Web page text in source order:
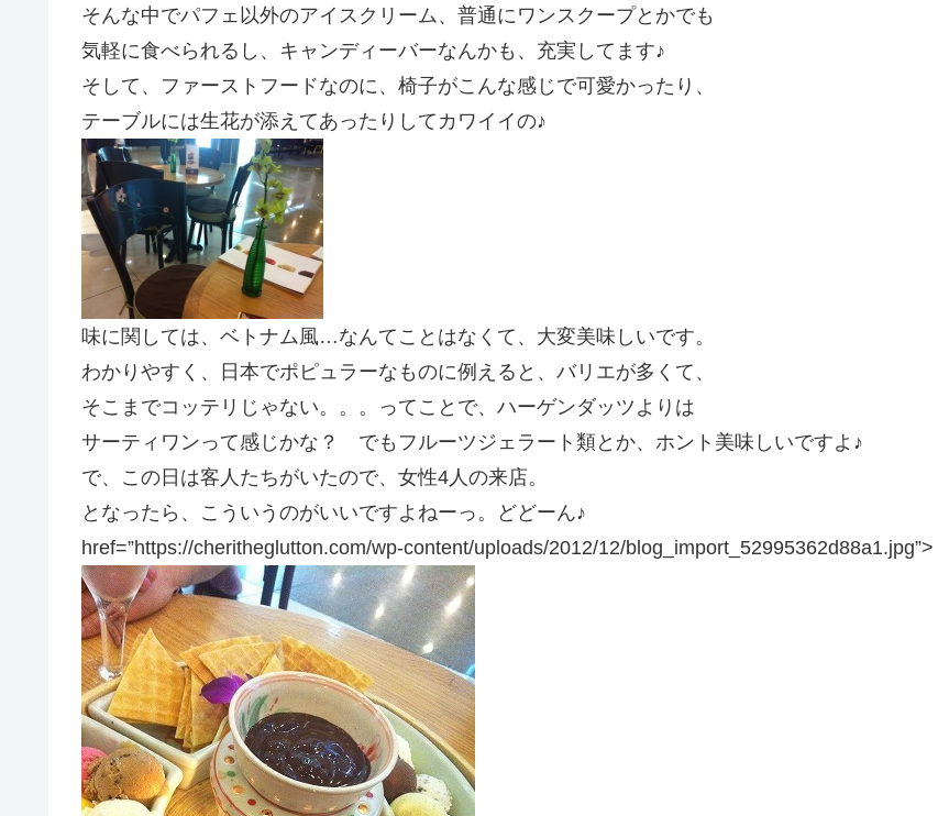
そんな中でパフェ以外のアイスクリーム、普通にワンスクープとかでも
気軽に食べられるし、キャンディーバーなんかも、充実してます♪
そして、ファーストフードなのに、椅子がこんな感じで可愛かったり、
テーブルには生花が添えてあったりしてカワイイの♪
味に関しては、ベトナム風…なんてことはなくて、大変美味しいです。
わかりやすく、日本でポピュラーなものに例えると、バリエが多くて、
そこまでコッテリじゃない。。。ってことで、ハーゲンダッツよりは
サーティワンって感じかな？ でもフルーツジェラート類とか、ホント美味しいですよ♪
で、この日は客人たちがいたので、女性4人の来店。
となったら、こういうのがいいですよねーっ。どどーん♪
href=”https://cheritheglutton.com/wp-content/uploads/2012/12/blog_import_52995362d88a1.jpg”>